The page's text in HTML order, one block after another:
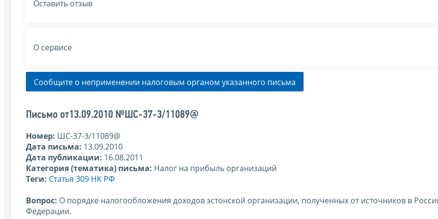
Оставить отзыв
О сервисе
Сообщите о неприменении налоговым органом указанного письма
Письмо от13.09.2010 №ШС-37-3/11089@
Номер: ШС-37-3/11089@
Дата письма: 13.09.2010
Дата публикации: 16.08.2011
Категория (тематика) письма: Налог на прибыль организаций
Теги: Статья 309 НК РФ
Вопрос: О порядке налогообложения доходов эстонской организации, полученных от источников в
Федерации.